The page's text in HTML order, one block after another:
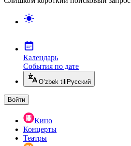
Календарь
События по дате
O’zbek tili Русский
Войти
Кино
Концерты
Театры